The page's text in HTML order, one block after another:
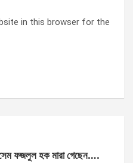
in this browser for the
ফজলুল হক মারা গেছেন….